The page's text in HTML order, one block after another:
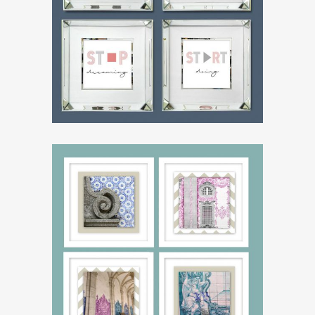
ZOOM
ZOOM